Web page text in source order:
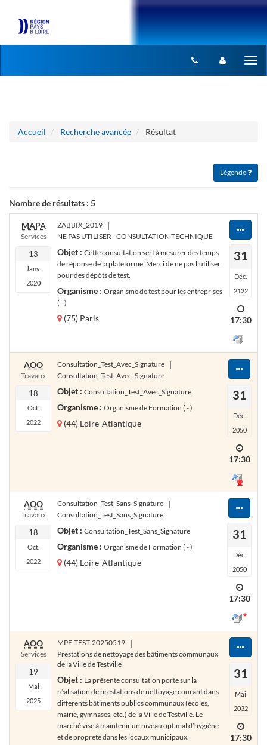
Accueil Recherche avancée Résultat
Légende
Nombre de résultats : 5
MAPA
Services
13
Janv.
2020
ZABBIX_2019 |
NE PAS UTILISER - CONSULTATION TECHNIQUE
Objet : Cette consultation sert à mesurer des temps
de réponse de la plateforme. Merci de ne pas l'utiliser
pour des dépôts de test.
Organisme : Organisme de test pour les entreprises
( - )
(75) Paris
31
Déc.
2122
17:30
AOO
Travaux
18
Oct.
2022
Consultation_Test_Avec_Signature |
Consultation_Test_Avec_Signature
Objet : Consultation_Test_Avec_Signature
Organisme : Organisme de Formation ( - )
(44) Loire-Atlantique
31
Déc.
2050
17:30
AOO
Travaux
18
Oct.
2022
Consultation_Test_Sans_Signature |
Consultation_Test_Sans_Signature
Objet : Consultation_Test_Sans_Signature
Organisme : Organisme de Formation ( - )
(44) Loire-Atlantique
31
Déc.
2050
17:30
AOO
Services
19
Mai
2025
MPE-TEST-20250519 |
Prestations de nettoyage des bâtiments communaux
de la Ville de Testville
Objet : La présente consultation porte sur la
réalisation de prestations de nettoyage courant dans
différents bâtiments publics communaux (écoles,
mairie, gymnases, etc.) de la Ville de Testville. Le
marché vise à maintenir un niveau optimal d’hygiène
et de propreté dans les locaux municipaux.
31
Mai
2032
17:30